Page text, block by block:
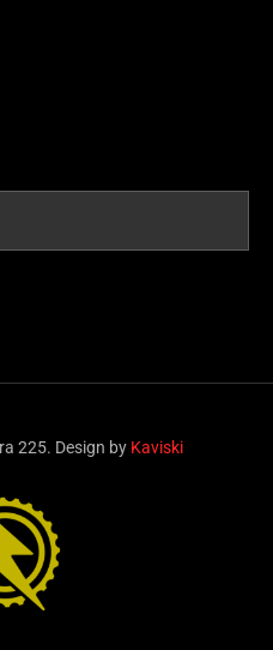
225. Design by Kaviski